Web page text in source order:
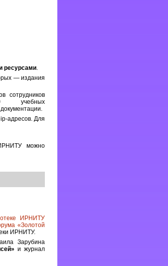
ресурсами.
— издания
сотрудников
учебных
адресов. Для
можно
ИРНИТУ
«Золотой
ИРНИТУ.
Зарубина
и журнал